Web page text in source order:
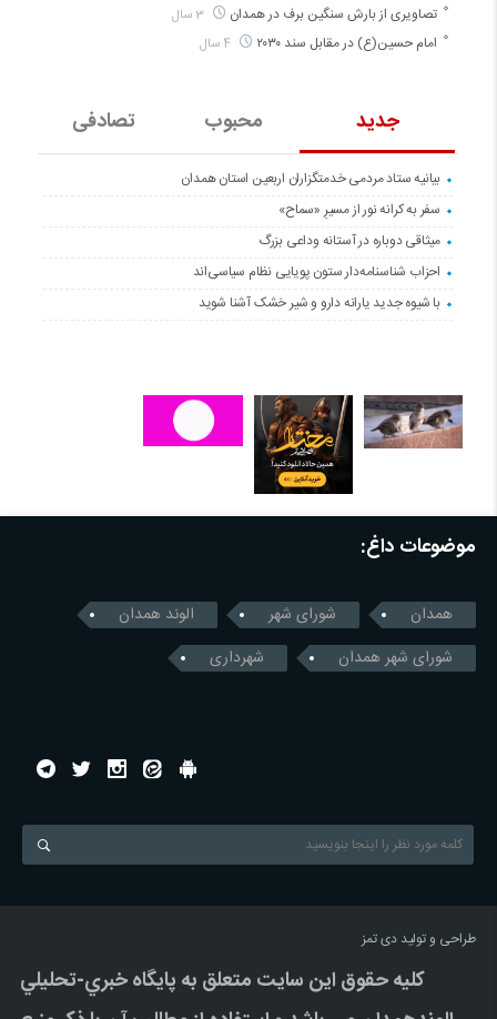
جدید محبوب تصادفی
بیانیه ستاد مردمی خدمتگزاران اربعین استان همدان
سفر به کرانه‌ نور از مسیرِ «سماح»
میثاقی دوباره در آستانه‌ وداعی بزرگ
احزاب شناسنامه‌دار ستون پویایی نظام سیاسی‌اند
با شیوه جدید یارانه دارو و شیر خشک آشنا شوید
تصاویری از بارش سنگین برف در همدان 3 سال
امام حسین(ع) در مقابل سند ۲۰۳۰
موضوعات داغ:
همدان شورای شهر
الوند همدان
شورای شهر همدان
شهرداری
طراحی و تولیددی تمز
کليه حقوق اين سايت متعلق به پایگاه خبري-تحليلي